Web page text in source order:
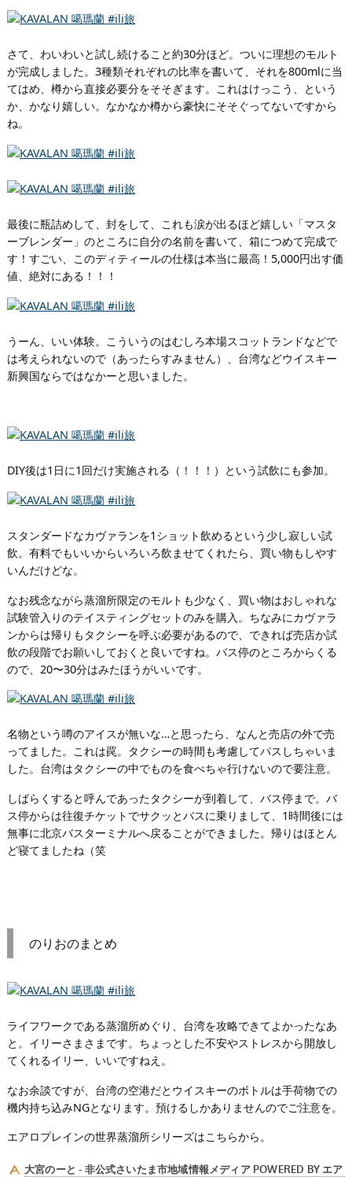
さて、わいわいと試し続けること約30分ほど。ついに理想のモルト
が完成しました。3種類それぞれの比率を書いて、それを800mlに当
てはめ、樽から直接必要分をそそぎます。これはけっこう、という
か、かなり嬉しい。なかなか樽から豪快にそそぐってないですから
ね。
最後に瓶詰めして、封をして、これも涙が出るほど嬉しい「マスタ
ーブレンダー」のところに自分の名前を書いて、箱につめて完成で
す！すごい、このディティールの仕様は本当に最高！5,000円出す価
値、絶対にある！！！
うーん、いい体験。こういうのはむしろ本場スコットランドなどで
は考えられないので（あったらすみません）、台湾などウイスキー
新興国ならではなかーと思いました。
DIY後は1日に1回だけ実施される（！！！）という試飲にも参加。
スタンダードなカヴァランを1ショット飲めるという少し寂しい試
飲。有料でもいいからいろいろ飲ませてくれたら、買い物もしやす
いんだけどな。
なお残念ながら蒸溜所限定のモルトも少なく、買い物はおしゃれな
試験管入りのテイスティングセットのみを購入。ちなみにカヴァラ
ンからは帰りもタクシーを呼ぶ必要があるので、できれば売店か試
飲の段階でお願いしておくと良いですね。バス停のところからくる
ので、20〜30分はみたほうがいいです。
名物という噂のアイスが無いな…と思ったら、なんと売店の外で売
ってました。これは罠。タクシーの時間も考慮してパスしちゃいま
した。台湾はタクシーの中でものを食べちゃ行けないので要注意。
しばらくすると呼んであったタクシーが到着して、バス停まで。バ
ス停からは往復チケットでサクッとバスに乗りまして、1時間後には
無事に北京バスターミナルへ戻ることができました。帰りはほとん
ど寝てましたね（笑
のりおのまとめ
ライフワークである蒸溜所めぐり、台湾を攻略できてよかったなあ
と。イリーさまさまです。ちょっとした不安やストレスから開放し
てくれるイリー、いいですねえ。
なお余談ですが、台湾の空港だとウイスキーのボトルは手荷物での
機内持ち込みNGとなります。預けるしかありませんのでご注意を。
エアロプレインの世界蒸溜所シリーズはこちらから。